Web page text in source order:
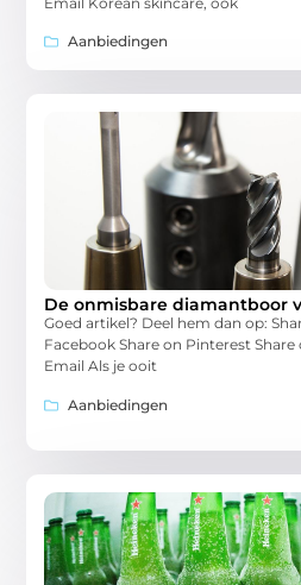
Aanbiedingen
De onmisbare diamantboor
Goed artikel? Deel hem dan op:
Facebook Share on Pinterest
Email Als je ooit
Aanbiedingen